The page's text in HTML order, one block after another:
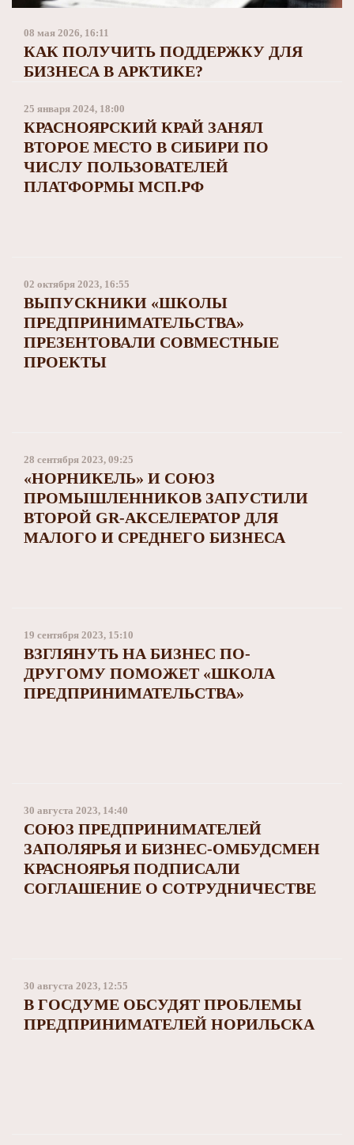
Заполярный театр драмы
08 мая 2026, 16:11
КАК ПОЛУЧИТЬ ПОДДЕРЖКУ ДЛЯ
БИЗНЕСА В АРКТИКЕ?
25 января 2024, 18:00
КРАСНОЯРСКИЙ КРАЙ ЗАНЯЛ
ВТОРОЕ МЕСТО В СИБИРИ ПО
ЧИСЛУ ПОЛЬЗОВАТЕЛЕЙ
ПЛАТФОРМЫ МСП.РФ
02 октября 2023, 16:55
ВЫПУСКНИКИ «ШКОЛЫ
ПРЕДПРИНИМАТЕЛЬСТВА»
ПРЕЗЕНТОВАЛИ СОВМЕСТНЫЕ
ПРОЕКТЫ
28 сентября 2023, 09:25
«НОРНИКЕЛЬ» И СОЮЗ
ПРОМЫШЛЕННИКОВ ЗАПУСТИЛИ
ВТОРОЙ GR-АКСЕЛЕРАТОР ДЛЯ
МАЛОГО И СРЕДНЕГО БИЗНЕСА
19 сентября 2023, 15:10
ВЗГЛЯНУТЬ НА БИЗНЕС ПО-
ДРУГОМУ ПОМОЖЕТ «ШКОЛА
ПРЕДПРИНИМАТЕЛЬСТВА»
30 августа 2023, 14:40
СОЮЗ ПРЕДПРИНИМАТЕЛЕЙ
ЗАПОЛЯРЬЯ И БИЗНЕС-ОМБУДСМЕН
КРАСНОЯРЬЯ ПОДПИСАЛИ
СОГЛАШЕНИЕ О СОТРУДНИЧЕСТВЕ
30 августа 2023, 12:55
В ГОСДУМЕ ОБСУДЯТ ПРОБЛЕМЫ
ПРЕДПРИНИМАТЕЛЕЙ НОРИЛЬСКА